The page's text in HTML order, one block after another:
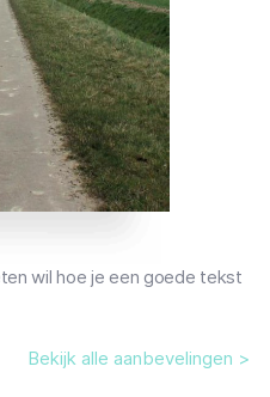
wil hoe je een goede tekst
Bekijk alle aanbevelingen >